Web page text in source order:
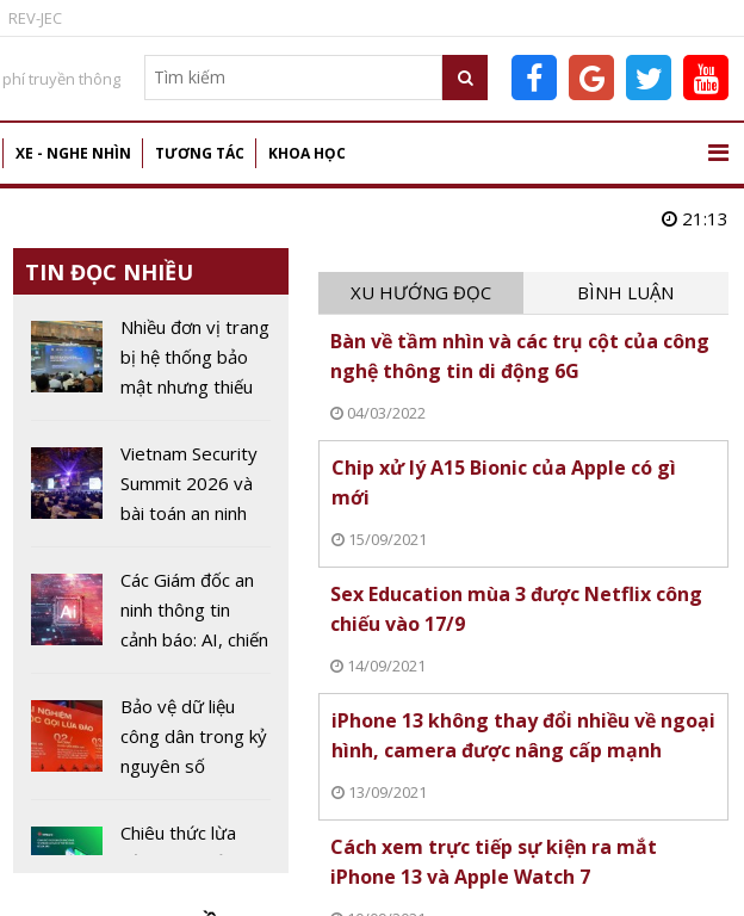
REV-JEC
phí truyền thông
XE - NGHE NHÌN TƯƠNG TÁC KHOA HỌC
21:13
TIN ĐỌC NHIỀU
Nhiều đơn vị trang
bị hệ thống bảo
mật nhưng thiếu
toàn thông tin để
vận hành
Vietnam Security
Summit 2026 và
bài toán an ninh
thời hậu lượng tử
Các Giám đốc an
ninh thông tin
cảnh báo: AI, chiến
dọa năm 2026
(Bài 1)
Bảo vệ dữ liệu
công dân trong kỷ
nguyên số
Chiêu thức lừa
đảo khách sử
XU HƯỚNG ĐỌC BÌNH LUẬN
Bàn về tầm nhìn và các trụ cột của công
nghệ thông tin di động 6G
04/03/2022
Chip xử lý A15 Bionic của Apple có gì
mới
15/09/2021
Sex Education mùa 3 được Netflix công
chiếu vào 17/9
14/09/2021
iPhone 13 không thay đổi nhiều về ngoại
hình, camera được nâng cấp mạnh
13/09/2021
Cách xem trực tiếp sự kiện ra mắt
iPhone 13 và Apple Watch 7